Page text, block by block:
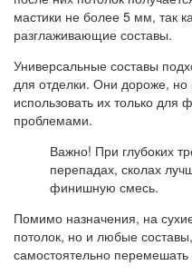
мастики не более 5 мм, так
разглаживающие составы.
Универсальные составы
для отделки. Они дороже,
использовать их только
проблемами.
Важно! При глубоких
перепадах, сколах
финишную смесь.
Помимо назначения, на
потолок, но и любые
самостоятельно